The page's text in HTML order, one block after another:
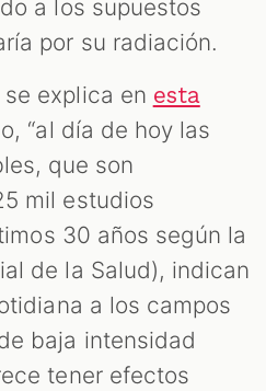
a los supuestos
por su radiación.
explica en esta
“al día de hoy las
que son
mil estudios
30 años según la
de la Salud), indican
a los campos
baja intensidad
tener efectos